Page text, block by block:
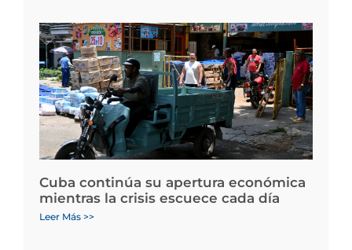
Cuba continúa su apertura económica
mientras la crisis escuece cada día
Leer Más >>